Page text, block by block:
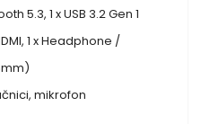
5.3, 1 x USB 3.2 Gen 1
1 x Headphone /
mikrofon